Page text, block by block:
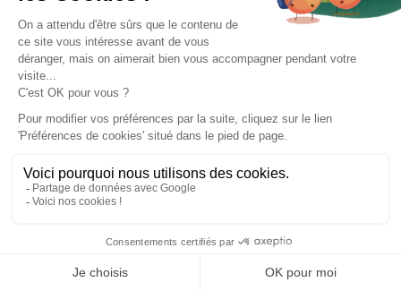
Radis noir
Sur votre première commande,
moment ! Désinscription en 1 clic, à
tout moment.
Obtenir -15%
marketing de notre part. Pour vous désinscrire, cliquez sur le lien de